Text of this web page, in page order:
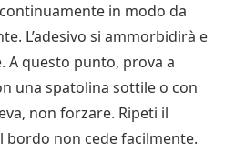
in modo da
L’adesivo si ammorbidirà e
A questo punto, prova a
una spatolina sottile o con
non forzare. Ripeti il
bordo non cede facilmente.